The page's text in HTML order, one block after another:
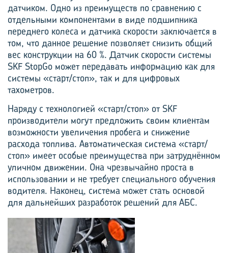
датчиком. Одно из преимуществ по сравнению с
отдельными компонентами в виде подшипника
переднего колеса и датчика скорости заключается в
том, что данное решение поз­воляет снизить общий
вес конструкции на 60 %. Датчик ско­рости системы
SKF StopGo может передавать информацию как для
системы «старт/стоп», так и для цифровых
тахометров.
Наряду с технологией «старт/стоп» от SKF
производители могут предложить своим клиентам
возможности увеличения пробега и снижение
расхода топлива. Автоматическая система «старт/
стоп» имеет особые преимущест­ва при затруднённом
уличном движении. Она чрезвычайно прос­та в
использовании и не требует специального обучения
водителя. Наконец, система может стать основой
для дальнейших разработок решений для АБС.